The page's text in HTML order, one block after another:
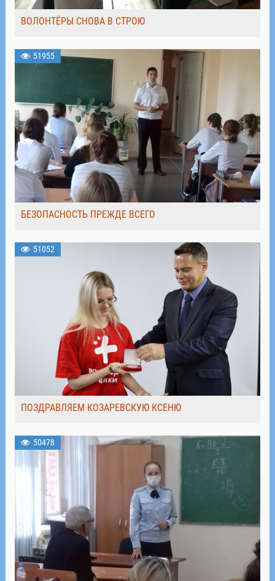
ВОЛОНТЁРЫ СНОВА В СТРОЮ
51955
БЕЗОПАСНОСТЬ ПРЕЖДЕ ВСЕГО
51052
ПОЗДРАВЛЯЕМ КОЗАРЕВСКУЮ КСЕНЮ
50478